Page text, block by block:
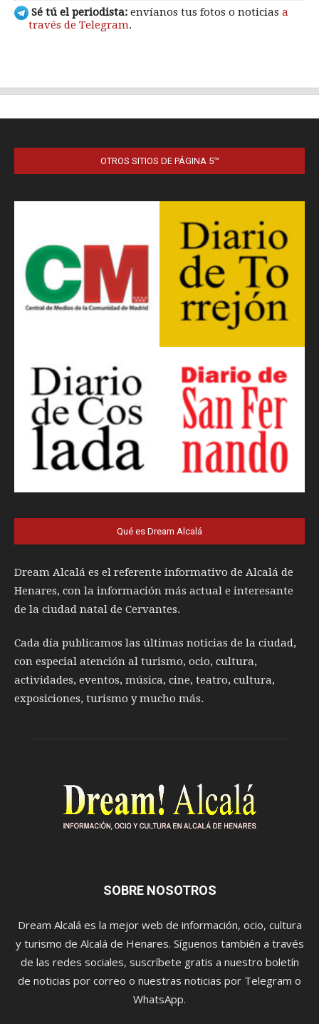
OTROS SITIOS DE PÁGINA 5™
Qué es Dream Alcalá
Dream Alcalá es el referente informativo de Alcalá de
Henares, con la información más actual e interesante
de la ciudad natal de Cervantes.
Cada día publicamos las últimas noticias de la ciudad,
con especial atención al turismo, ocio, cultura,
actividades, eventos, música, cine, teatro, cultura,
exposiciones, turismo y mucho más.
SOBRE NOSOTROS
Dream Alcalá es la mejor web de información, ocio, cultura
y turismo de Alcalá de Henares. Síguenos también a través
de las redes sociales, suscríbete gratis a nuestro boletín
de noticias por correo o nuestras noticias por Telegram o
WhatsApp.